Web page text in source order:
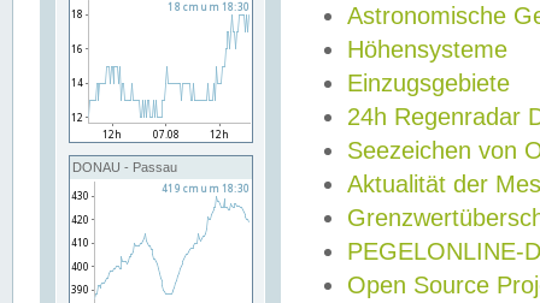
DONAU - Passau
Astronomische
Höhensysteme
Einzugsgebiete
24h Regenradar
Seezeichen von
Aktualität der
PEGELONLINE-
Open Source